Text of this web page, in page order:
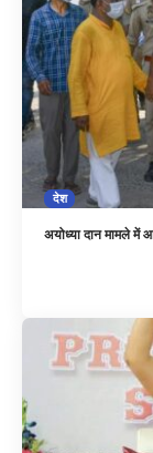
देश
अयोध्या दान मामले में